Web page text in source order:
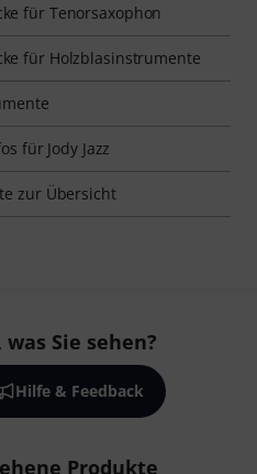
für Tenorsaxophon
für Holzblasinstrumente
für Jody Jazz
zur Übersicht
Sie sehen?
Hilfe & Feedback
Produkte